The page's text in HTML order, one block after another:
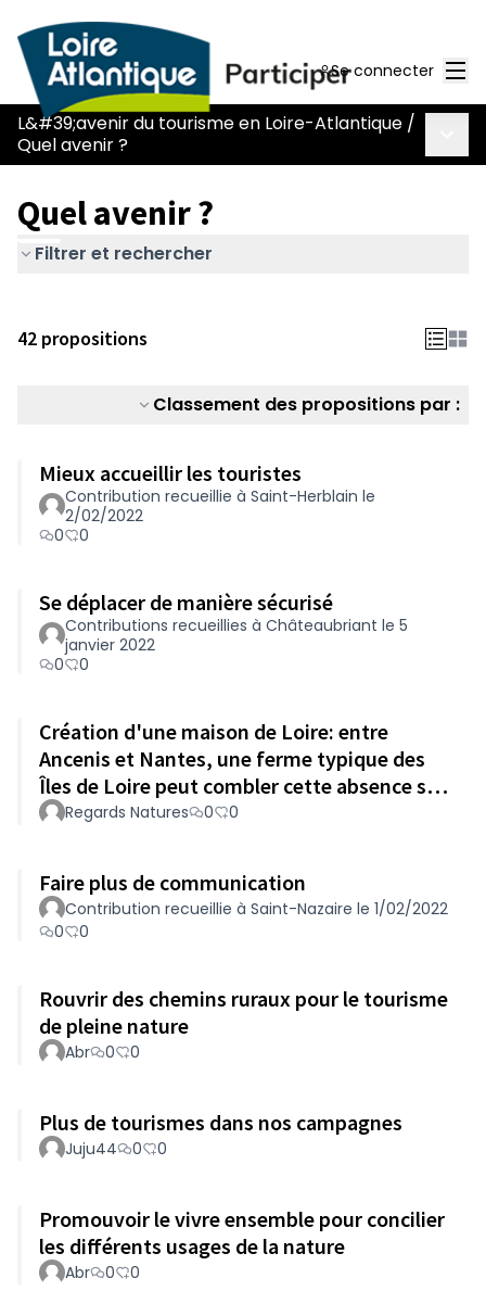
Se connecter
L&#39;avenir du tourisme en Loire-Atlantique /
Quel avenir ?
Quel avenir ?
Filtrer et rechercher
42 propositions
Classement des propositions par :
Mieux accueillir les touristes
Contribution recueillie à Saint-Herblain le
2/02/2022
0
0
Se déplacer de manière sécurisé
Contributions recueillies à Châteaubriant le 5
janvier 2022
0
0
Création d'une maison de Loire: entre
Ancenis et Nantes, une ferme typique des
Îles de Loire peut combler cette absence sur
le département.
Regards Natures 0 0
Faire plus de communication
Contribution recueillie à Saint-Nazaire le 1/02/2022
0
0
Rouvrir des chemins ruraux pour le tourisme
de pleine nature
Abr 0 0
Plus de tourismes dans nos campagnes
Juju44 0 0
Promouvoir le vivre ensemble pour concilier
les différents usages de la nature
Abr 0 0